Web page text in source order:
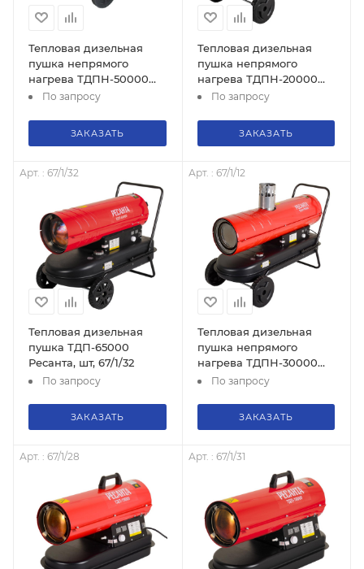
Тепловая дизельная
пушка непрямого
нагрева ТДПН-50000
Ресанта, 67/1/13
По запросу
ЗАКАЗАТЬ
Тепловая дизельная
пушка непрямого
нагрева ТДПН-20000
Ресанта, 67/1/30
По запросу
ЗАКАЗАТЬ
Арт. : 67/1/32
Тепловая дизельная
пушка ТДП-65000
Ресанта, шт, 67/1/32
По запросу
ЗАКАЗАТЬ
Арт. : 67/1/12
Тепловая дизельная
пушка непрямого
нагрева ТДПН-30000
Ресанта, 67/1/12
По запросу
ЗАКАЗАТЬ
Арт. : 67/1/28 Арт. : 67/1/31